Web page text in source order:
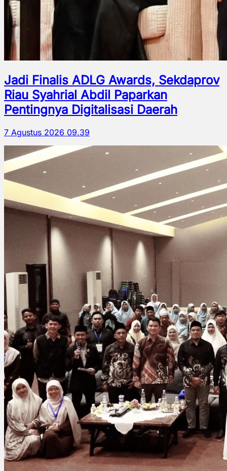
Jadi Finalis ADLG Awards, Sekdaprov
Riau Syahrial Abdil Paparkan
Pentingnya Digitalisasi Daerah
7 Agustus 2026 09.39